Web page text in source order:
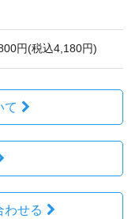
円(税込4,180円)
て
わせる